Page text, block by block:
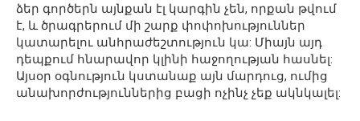
ձեր գործերն այնքան էլ կարգին չեն, որքան թվում
է, և ծրագրերում մի շարք փոփոխություններ
կատարելու անհրաժեշտություն կա: Միայն այդ
դեպքում հնարավոր կլինի հաջողության հասնել:
Այսօր օգնություն կստանաք այն մարդուց, ումից
անախորժություններից բացի ոչինչ չեք ակնկալել: